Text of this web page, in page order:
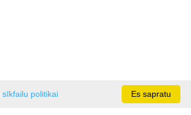
Es sapratu
sīkfailu politikai